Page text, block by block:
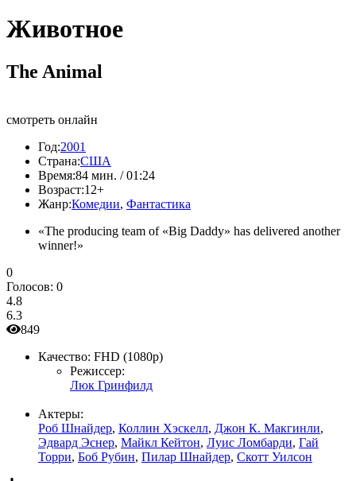
Животное
The Animal
смотреть онлайн
Год:2001
Страна:США
Время:84 мин. / 01:24
Возраст:12+
Жанр:Комедии, Фантастика
«The producing team of «Big Daddy» has delivered another
winner!»
0
Голосов: 0
4.8
6.3
849
Качество: FHD (1080p)
Режиссер:
Люк Гринфилд
Актеры:
Роб Шнайдер, Коллин Хэскелл, Джон К. Макгинли,
Эдвард Эснер, Майкл Кейтон, Луис Ломбарди, Гай
Торри, Боб Рубин, Пилар Шнайдер, Скотт Уилсон